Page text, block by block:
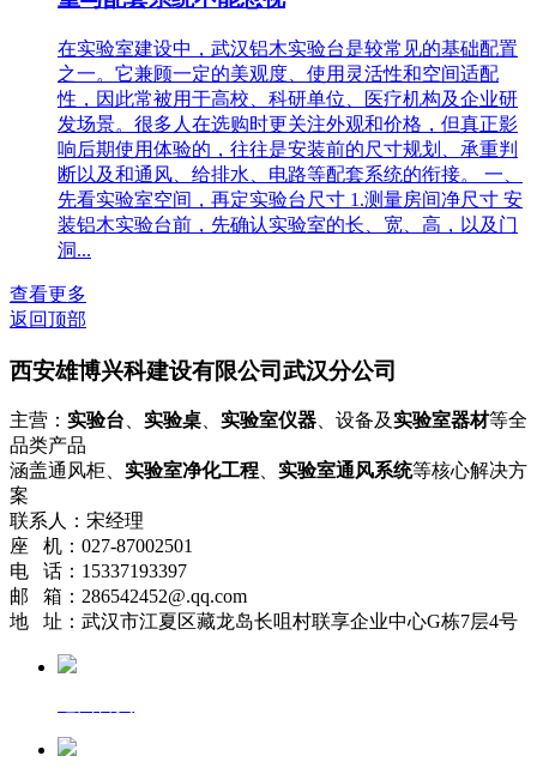
在实验室建设中，武汉铝木实验台是较常见的基础配置
之一。它兼顾一定的美观度、使用灵活性和空间适配
性，因此常被用于高校、科研单位、医疗机构及企业研
发场景。很多人在选购时更关注外观和价格，但真正影
响后期使用体验的，往往是安装前的尺寸规划、承重判
断以及和通风、给排水、电路等配套系统的衔接。 一、
先看实验室空间，再定实验台尺寸 1.测量房间净尺寸 安
装铝木实验台前，先确认实验室的长、宽、高，以及门
洞...
查看更多
返回顶部
西安雄博兴科建设有限公司武汉分公司
主营： 实验台 实验桌 实验室仪器 、设备及实验室器材等全
品类产品
涵盖通风柜、 实验室净化工程 实验室通风系统等核心解决方
案
联系人：宋经理
座 机：027-87002501
电 话：15337193397
邮 箱：286542452@.qq.com
地 址：武汉市江夏区藏龙岛长咀村联享企业中心G栋7层4号